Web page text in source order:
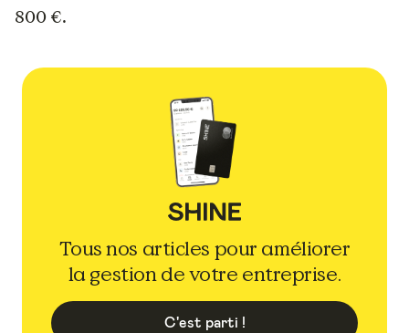
800 €.
Tous nos articles pour améliorer
la gestion de votre entreprise.
C'est parti !